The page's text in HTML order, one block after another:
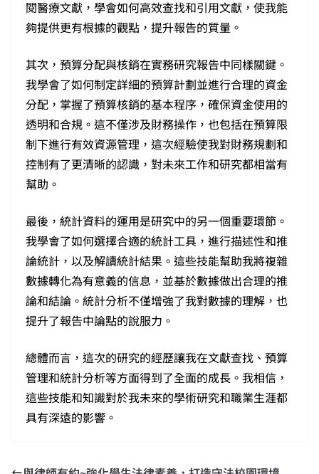
閱醫療文獻，學會如何高效查找和引用文獻，使我能
夠提供更有根據的觀點，提升報告的質量。
其次，預算分配與核銷在實務研究報告中同樣關鍵。
我學會了如何制定詳細的預算計劃並進行合理的資金
分配，掌握了預算核銷的基本程序，確保資金使用的
透明和合規。這不僅涉及財務操作，也包括在預算限
制下進行有效資源管理，這次經驗使我對財務規劃和
控制有了更清晰的認識，對未來工作和研究都相當有
幫助。
最後，統計資料的運用是研究中的另一個重要環節。
我學會了如何選擇合適的統計工具，進行描述性和推
論統計，以及解讀統計結果。這些技能幫助我將複雜
數據轉化為有意義的信息，並基於數據做出合理的推
論和結論。統計分析不僅增強了我對數據的理解，也
提升了報告中論點的說服力。
總體而言，這次的研究的經歷讓我在文獻查找、預算
管理和統計分析等方面得到了全面的成長。我相信，
這些技能和知識對於我未來的學術研究和職業生涯都
具有深遠的影響。